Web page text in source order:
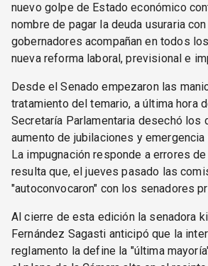
nuevo golpe de Estado económico
nombre de pagar la deuda usuraria
gobernadores acompañan en todos
nueva reforma laboral, previsional e
Desde el Senado empezaron las
tratamiento del temario, a última hora
Secretaría Parlamentaria desechó los
aumento de jubilaciones y
La impugnación responde a errores
resulta que, el jueves pasado las
"autoconvocaron" con los senadores
Al cierre de esta edición la senadora
Fernández Sagasti anticipó que la
reglamento la define la "última